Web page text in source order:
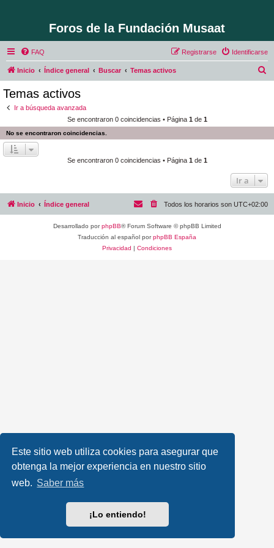
Este sitio web utiliza cookies para asegurar que
obtenga la mejor experiencia en nuestro sitio
web. Saber más
¡Lo entiendo!
Foros de la Fundación Musaat
FAQ Identificarse
Registrarse
Inicio Índice general Buscar Temas activos
a
Temas activos
Ir a búsqueda avanzada
Se encontraron 0 coincidencias • Página 1 de 1
No se encontraron coincidencias.
Se encontraron 0 coincidencias • Página 1 de 1
Ir a
Inicio Índice general Todos los horarios son UTC+02:00
Desarrollado porphpBB® Forum Software © phpBB Limited
Traducción al español porphpBB España
Privacidad | Condiciones